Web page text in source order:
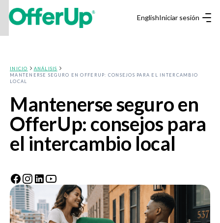
EnglishIniciar sesión
INICIO
ANÁLISIS
MANTENERSE SEGURO EN OFFERUP: CONSEJOS PARA EL INTERCAMBIO
LOCAL
Mantenerse seguro en
OfferUp: consejos para
el intercambio local